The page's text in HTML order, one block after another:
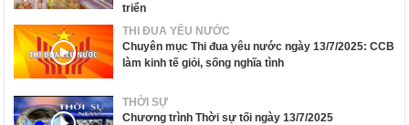
triển
THI ĐUA YÊU NƯỚC
Chuyên mục Thi đua yêu nước ngày 13/7/2025: CCB
làm kinh tế giỏi, sống nghĩa tình
THỜI SỰ
Chương trình Thời sự tối ngày 13/7/2025